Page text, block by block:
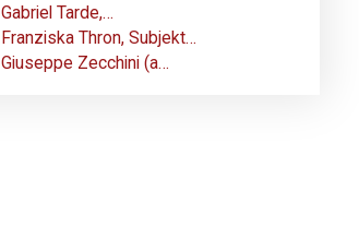
Gabriel Tarde,…
Franziska Thron, Subjekt…
Giuseppe Zecchini (a…